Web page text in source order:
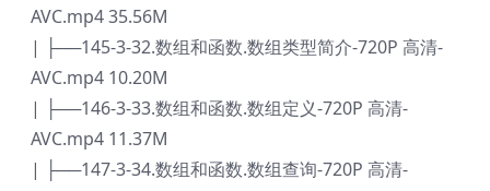
AVC.mp4 35.56M
| ├──145-3-32.数组和函数.数组类型简介-720P 高清-
AVC.mp4 10.20M
| ├──146-3-33.数组和函数.数组定义-720P 高清-
AVC.mp4 11.37M
| ├──147-3-34.数组和函数.数组查询-720P 高清-